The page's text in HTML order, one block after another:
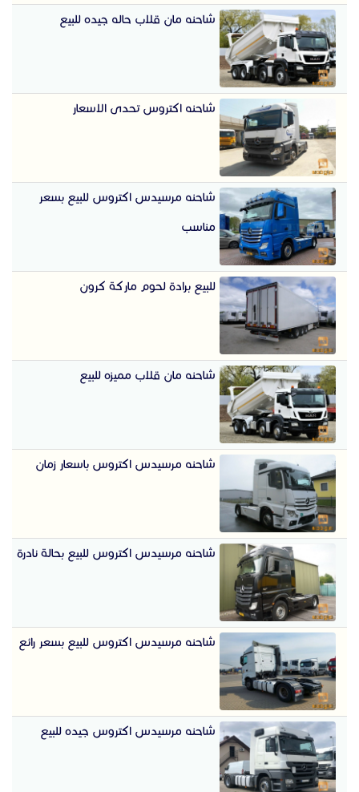
شاحنه مان قلاب حاله جيده للبيع
شاحنه اكتروس تحدى الاسعار
شاحنه مرسيدس اكتروس للبيع بسعر
مناسب
للبيع برادة لحوم ماركة كرون
شاحنه مان قلاب مميزه للبيع
شاحنه مرسيدس اكتروس باسعار زمان
شاحنه مرسيدس اكتروس للبيع بحالة نادرة
شاحنه مرسيدس اكتروس للبيع بسعر رائع
شاحنه مرسيدس اكتروس جيده للبيع